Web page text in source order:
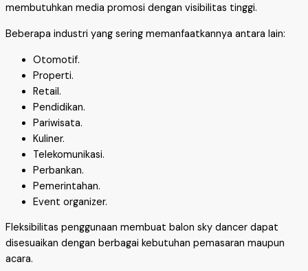
membutuhkan media promosi dengan visibilitas tinggi.
Beberapa industri yang sering memanfaatkannya antara lain:
Otomotif.
Properti.
Retail.
Pendidikan.
Pariwisata.
Kuliner.
Telekomunikasi.
Perbankan.
Pemerintahan.
Event organizer.
Fleksibilitas penggunaan membuat balon sky dancer dapat
disesuaikan dengan berbagai kebutuhan pemasaran maupun
acara.